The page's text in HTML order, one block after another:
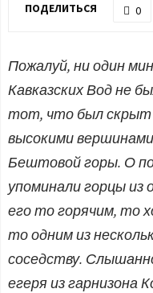
ПОДЕЛИТЬСЯ 0
Пожалуй, ни один
Кавказских Вод не
тот, что был скрыт
высокими
Бештовой горы. О
упоминали горцы из
его то горячим, то
то одним из
соседству.
егеря из гарнизона